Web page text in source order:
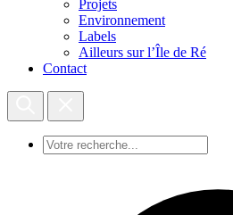
Projets
Environnement
Labels
Ailleurs sur l’Île de Ré
Contact